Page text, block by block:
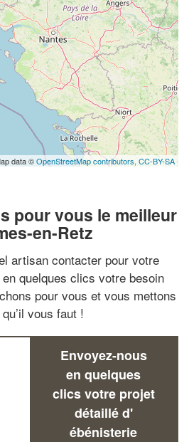
data ©OpenStreetMap contributors, CC-BY-SA
pour vous le meilleur
en-Retz
artisan contacter pour votre
quelques clics votre besoin
pour vous et vous mettons
vous faut !
Envoyez-nous
en quelques
clics votre projet
détaillé d'
ébénisterie